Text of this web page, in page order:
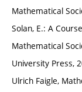
Mathematical
Solan, E.: A
Mathematical
University Press,
Ulrich Faigle,